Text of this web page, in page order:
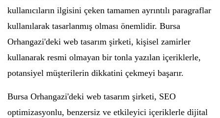
kullanıcıların ilgisini çeken tamamen ayrıntılı paragraflar
kullanılarak tasarlanmış olması önemlidir. Bursa
Orhangazi'deki web tasarım şirketi, kişisel zamirler
kullanarak resmi olmayan bir tonla yazılan içeriklerle,
potansiyel müşterilerin dikkatini çekmeyi başarır.
Bursa Orhangazi'deki web tasarım şirketi, SEO
optimizasyonlu, benzersiz ve etkileyici içeriklerle dijital